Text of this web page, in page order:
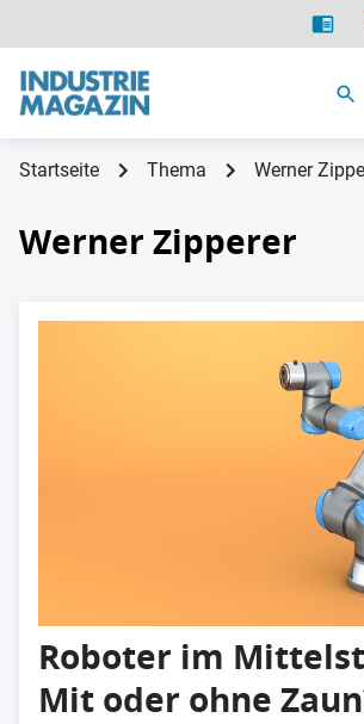
Startseite Thema Werner
Werner Zipperer
Roboter im
Mit oder ohne